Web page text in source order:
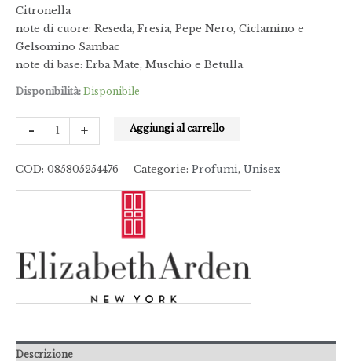
Citronella
note di cuore: Reseda, Fresia, Pepe Nero, Ciclamino e
Gelsomino Sambac
note di base: Erba Mate, Muschio e Betulla
Disponibilità: Disponibile
- + Aggiungi al carrello
COD: 085805254476 Categorie: Profumi, Unisex
Descrizione